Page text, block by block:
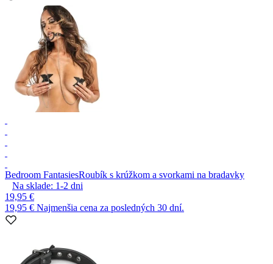
Bedroom FantasiesRoubík s krúžkom a svorkami na bradavky
Na sklade: 1-2 dni
19,95 €
19,95 € Najmenšia cena za posledných 30 dní.